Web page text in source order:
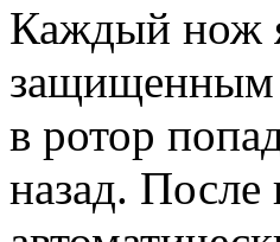
Каждый нож
защищенным
в ротор
назад.